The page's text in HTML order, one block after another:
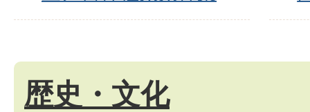
歴史・文化